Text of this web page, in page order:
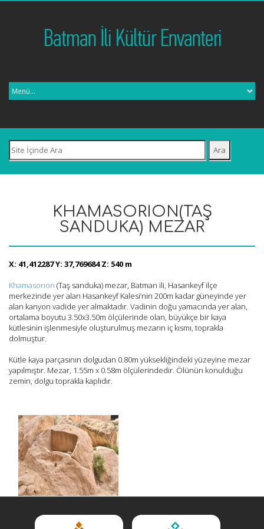
KHAMASORION(TAŞ
SANDUKA) MEZAR
X: 41,412287 Y: 37,769684 Z: 540 m
Khamasorıon (Taş sanduka) mezar, Batman ili, Hasankeyf ilçe
merkezinde yer alan Hasankeyf Kalesi’nin 200m kadar güneyinde yer
alan kanyon vadide yer almaktadır. Vadinin doğu yamacında yer alan,
ortalama boyutu 3.50x3.50m ölçülerinde olan, büyükçe bir kaya
kütlesinin işlenmesiyle oluşturulmuş mezarın iç kısmı, toprakla
dolmuştur.
Kütle kaya parçasının dolgudan 0.80m yüksekliğindeki yüzeyine mezar
yapılmıştır. Mezar, 1.55m x 0.58m ölçülerindedir. Ölünün konulduğu
zemin, dolgu toprakla kaplıdır.